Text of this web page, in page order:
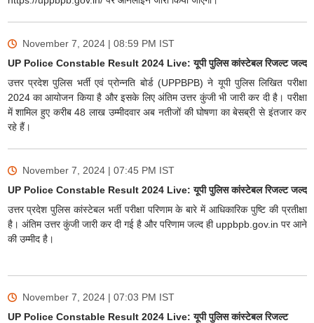
November 7, 2024 | 08:59 PM IST
UP Police Constable Result 2024 Live: यूपी पुलिस कांस्टेबल रिजल्ट जल्द
उत्तर प्रदेश पुलिस भर्ती एवं प्रोन्नति बोर्ड (UPPBPB) ने यूपी पुलिस लिखित परीक्षा
2024 का आयोजन किया है और इसके लिए अंतिम उत्तर कुंजी भी जारी कर दी है। परीक्षा
में शामिल हुए करीब 48 लाख उम्मीदवार अब नतीजों की घोषणा का बेसब्री से इंतजार कर
रहे हैं।
November 7, 2024 | 07:45 PM IST
UP Police Constable Result 2024 Live: यूपी पुलिस कांस्टेबल रिजल्ट जल्द
उत्तर प्रदेश पुलिस कांस्टेबल भर्ती परीक्षा परिणाम के बारे में आधिकारिक पुष्टि की प्रतीक्षा
है। अंतिम उत्तर कुंजी जारी कर दी गई है और परिणाम जल्द ही uppbpb.gov.in पर आने
की उम्मीद है।
November 7, 2024 | 07:03 PM IST
UP Police Constable Result 2024 Live: यूपी पुलिस कांस्टेबल रिजल्ट